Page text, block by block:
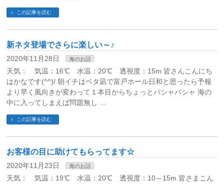
この記事を読む
新ネタ登場でさらに楽しい～♪
2020年11月28日 海のお話
天気： 気温：16℃ 水温：20℃ 透視度：15m 皆さんこんにち
はかなです(^^)/ 朝イチはベタ凪で富戸ホール日和と思ったら予報
より早く風向きが変わって１本目からちょっとパシャパシャ 海の
中に入ってしまえば問題無し …
この記事を読む
お客様の目に助けてもらってます☆
2020年11月23日 海のお話
天気： 気温：19℃ 水温：20℃ 透視度：10～15m 皆さまこん